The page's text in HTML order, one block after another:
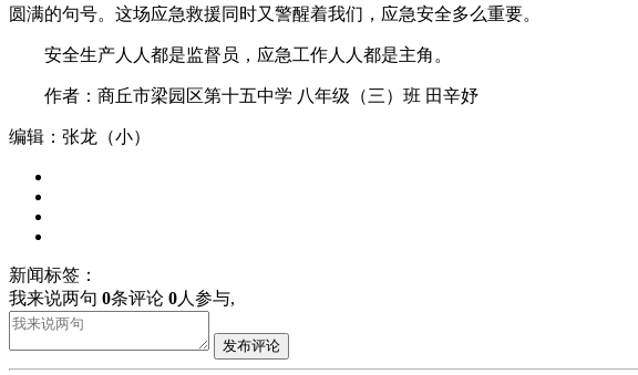
圆满的句号。这场应急救援同时又警醒着我们，应急安全多么重要。
安全生产人人都是监督员，应急工作人人都是主角。
作者：商丘市梁园区第十五中学 八年级（三）班 田辛妤
编辑：张龙（小）
新闻标签：
我来说两句 0条评论 0人参与,
发布评论